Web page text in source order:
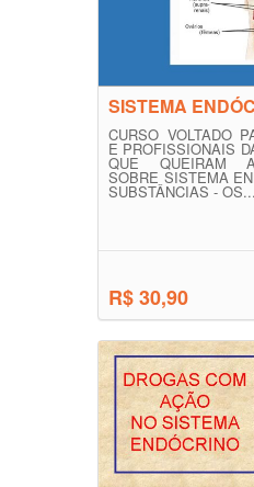
SISTEMA
CURSO VOLTADO
E PROFISSIONAIS
QUE QUEIRAM
SOBRE SISTEMA
SUBSTÂNCIAS - OS...
R$ 30,90